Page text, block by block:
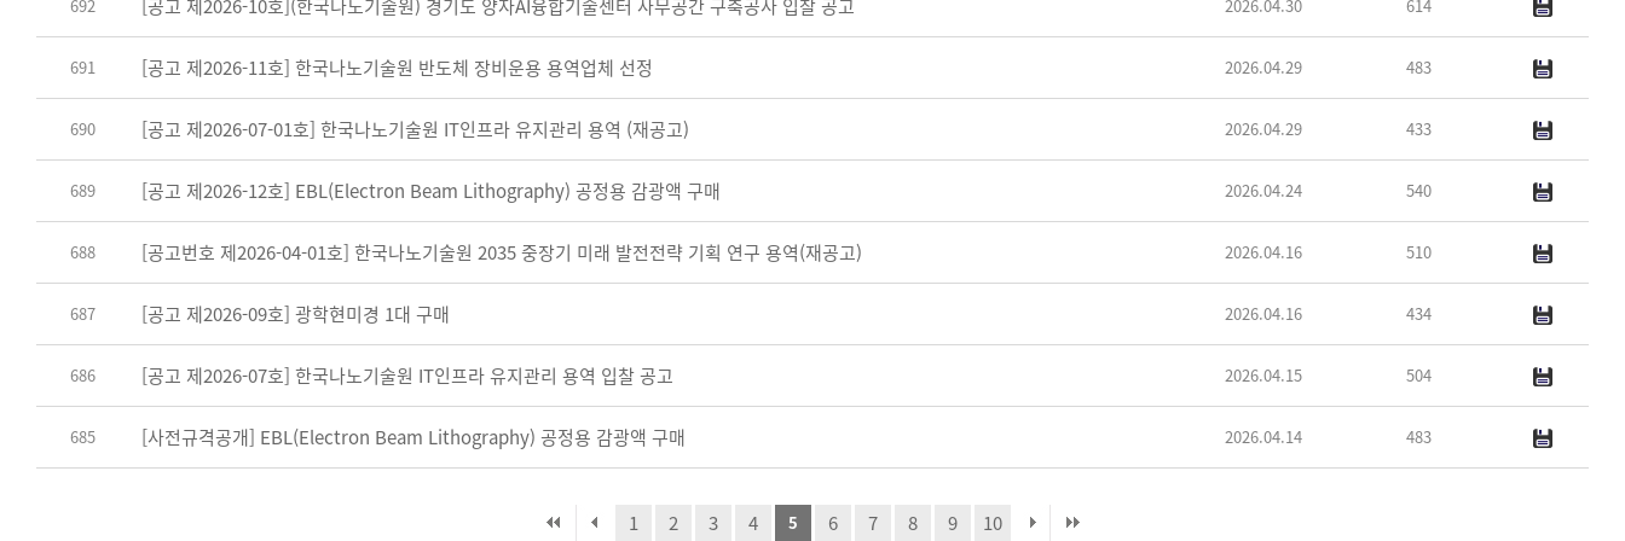
692 [공고 제2026-10호](한국나노기술원) 경기도 양자AI융합기술센터 사무공간 구축공사 입찰 공고 2026.04.30 614
691 [공고 제2026-11호] 한국나노기술원 반도체 장비운용 용역업체 선정 2026.04.29 483
690 [공고 제2026-07-01호] 한국나노기술원 IT인프라 유지관리 용역 (재공고) 2026.04.29 433
689 [공고 제2026-12호] EBL(Electron Beam Lithography) 공정용 감광액 구매 2026.04.24 540
688 [공고번호 제2026-04-01호] 한국나노기술원 2035 중장기 미래 발전전략 기획 연구 용역(재공고) 2026.04.16 510
687 [공고 제2026-09호] 광학현미경 1대 구매 2026.04.16 434
686 [공고 제2026-07호] 한국나노기술원 IT인프라 유지관리 용역 입찰 공고 2026.04.15 504
685 [사전규격공개] EBL(Electron Beam Lithography) 공정용 감광액 구매 2026.04.14 483
1 2 3 4 5 6 7 8 9 10